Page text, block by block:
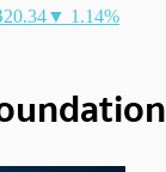
▼ 1.14%